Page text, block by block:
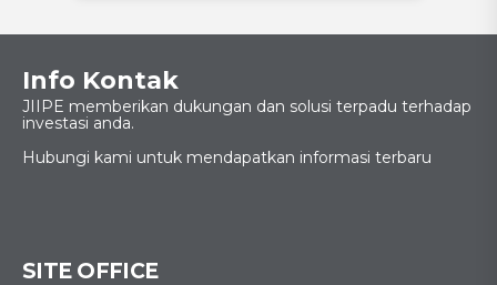
Info Kontak
JIIPE memberikan dukungan dan solusi terpadu terhadap
investasi anda.
Hubungi kami untuk mendapatkan informasi terbaru
SITE OFFICE